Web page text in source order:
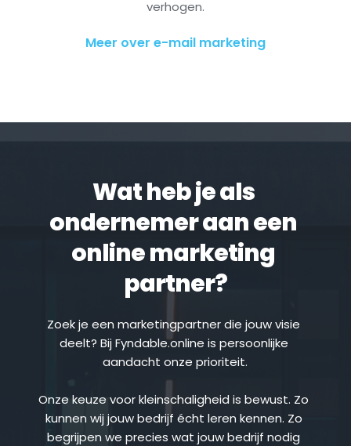
verhogen.
Meer over e-mail marketing
Wat heb je als
ondernemer aan een
online marketing
partner?
Zoek je een marketingpartner die jouw visie
deelt? Bij Fyndable.online is persoonlijke
aandacht onze prioriteit.
Onze keuze voor kleinschaligheid is bewust. Zo
kunnen wij jouw bedrijf écht leren kennen. Zo
begrijpen we precies wat jouw bedrijf nodig